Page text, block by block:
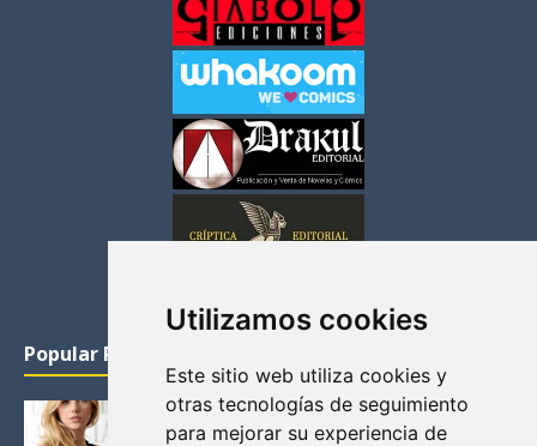
Utilizamos cookies
Este sitio web utiliza cookies y
otras tecnologías de seguimiento
para mejorar su experiencia de
Popular Posts
KATHERYN WINNICK: LA ACTRIZ MAS GUAPA DE
VIKINGOS